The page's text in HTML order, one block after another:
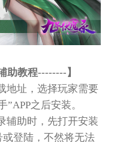
助教程--------】
地址，选择玩家需要
”APP之后安装。
辅助时，先打开安装
登陆，不然将无法